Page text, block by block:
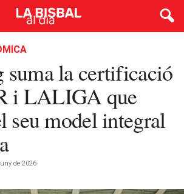
suma la certificació
i LALIGA que
seu model integral
de 2026